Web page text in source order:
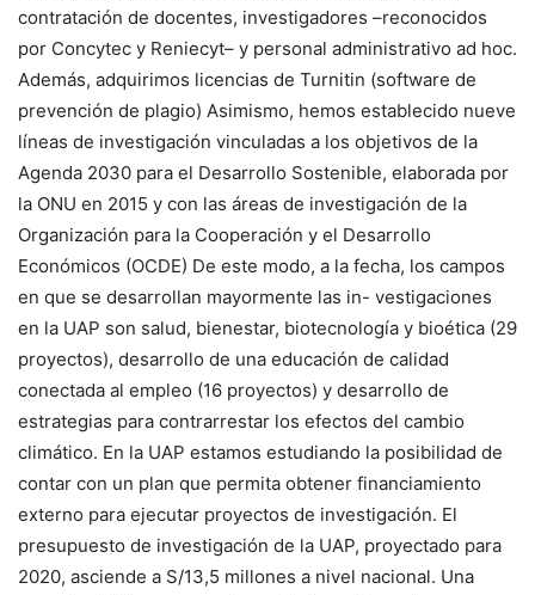
contratación de docentes, investigadores –reconocidos
por Concytec y Reniecyt– y personal administrativo ad hoc.
Además, adquirimos licencias de Turnitin (software de
prevención de plagio) Asimismo, hemos establecido nueve
líneas de investigación vinculadas a los objetivos de la
Agenda 2030 para el Desarrollo Sostenible, elaborada por
la ONU en 2015 y con las áreas de investigación de la
Organización para la Cooperación y el Desarrollo
Económicos (OCDE) De este modo, a la fecha, los campos
en que se desarrollan mayormente las in- vestigaciones
en la UAP son salud, bienestar, biotecnología y bioética (29
proyectos), desarrollo de una educación de calidad
conectada al empleo (16 proyectos) y desarrollo de
estrategias para contrarrestar los efectos del cambio
climático. En la UAP estamos estudiando la posibilidad de
contar con un plan que permita obtener financiamiento
externo para ejecutar proyectos de investigación. El
presupuesto de investigación de la UAP, proyectado para
2020, asciende a S/13,5 millones a nivel nacional. Una